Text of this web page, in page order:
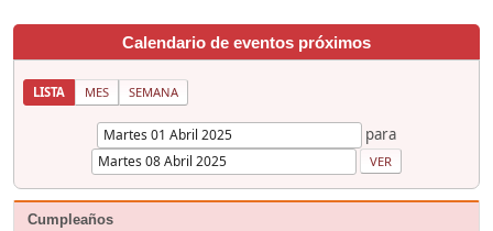
Calendario de eventos próximos
LISTA MES SEMANA
para
Cumpleaños